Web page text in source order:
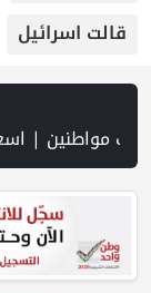
قالت اسرائيل
| حملة